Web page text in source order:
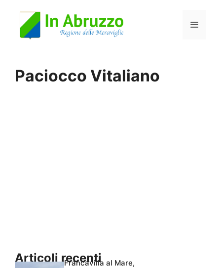
Menu
Paciocco Vitaliano
Articoli recenti
Francavilla al Mare,